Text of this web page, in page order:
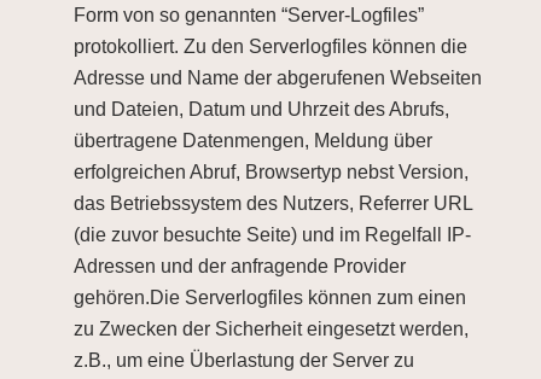
Form von so genannten “Server-Logfiles”
protokolliert. Zu den Serverlogfiles können die
Adresse und Name der abgerufenen Webseiten
und Dateien, Datum und Uhrzeit des Abrufs,
übertragene Datenmengen, Meldung über
erfolgreichen Abruf, Browsertyp nebst Version,
das Betriebssystem des Nutzers, Referrer URL
(die zuvor besuchte Seite) und im Regelfall IP-
Adressen und der anfragende Provider
gehören.Die Serverlogfiles können zum einen
zu Zwecken der Sicherheit eingesetzt werden,
z.B., um eine Überlastung der Server zu